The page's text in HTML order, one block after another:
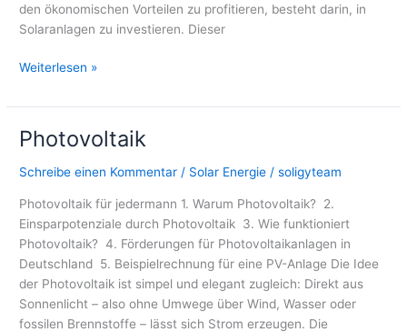
den ökonomischen Vorteilen zu profitieren, besteht darin, in
Solaranlagen zu investieren. Dieser
Solaranlage
Weiterlesen »
Photovoltaik
Schreibe einen Kommentar / Solar Energie /soligyteam
Photovoltaik für jedermann 1. Warum Photovoltaik? 2.
Einsparpotenziale durch Photovoltaik 3. Wie funktioniert
Photovoltaik? 4. Förderungen für Photovoltaikanlagen in
Deutschland 5. Beispielrechnung für eine PV-Anlage Die Idee
der Photovoltaik ist simpel und elegant zugleich: Direkt aus
Sonnenlicht – also ohne Umwege über Wind, Wasser oder
fossilen Brennstoffe – lässt sich Strom erzeugen. Die